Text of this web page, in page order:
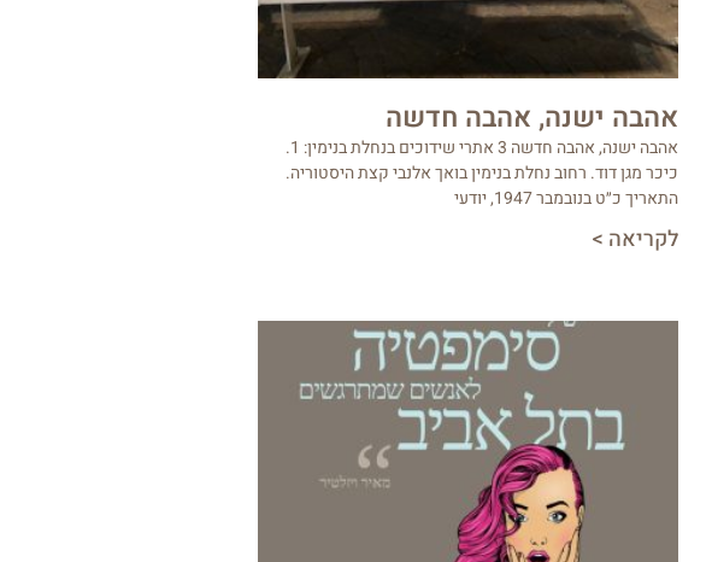
אהבה ישנה, אהבה חדשה
אהבה ישנה, אהבה חדשה 3 אתרי שידוכים בנחלת בנימין: 1.
כיכר מגן דוד. רחוב נחלת בנימין בואך אלנבי קצת היסטוריה.
התאריך כ״ט בנובמבר 1947, יודעי
לקריאה >